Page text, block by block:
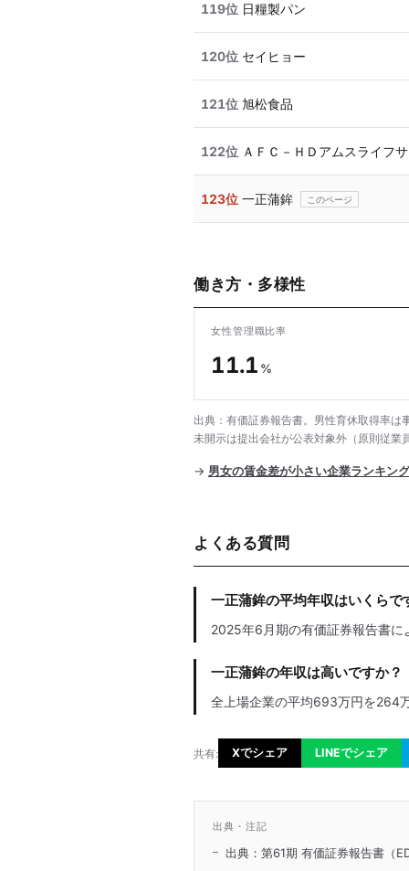
119位 日糧製パン
120位 セイヒョー
121位 旭松食品
122位 ＡＦＣ－ＨＤアムスライフ
123位 一正蒲鉾
働き方・多様性
女性管理職比率
11.1 %
出典：有価証券報告書。男性育休取得率
未開示は提出会社が公表対象外（原則従業
→ 男女の賃金差が小さい企業ランキング
よくある質問
一正蒲鉾の平均年収はいくらで
2025年6月期の有価証券報告書
一正蒲鉾の年収は高いですか？
全上場企業の平均693万円を264
共有: Xでシェア LINEでシェア
出典・注記
出典：第61期 有価証券報告書（